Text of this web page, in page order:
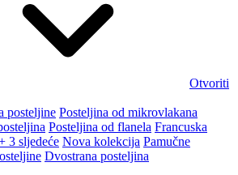
Otvoriti
posteljine Posteljina od mikrovlakana
Posteljina od flanela Francuska
3 sljedeće Nova kolekcija Pamučne
Dvostrana posteljina